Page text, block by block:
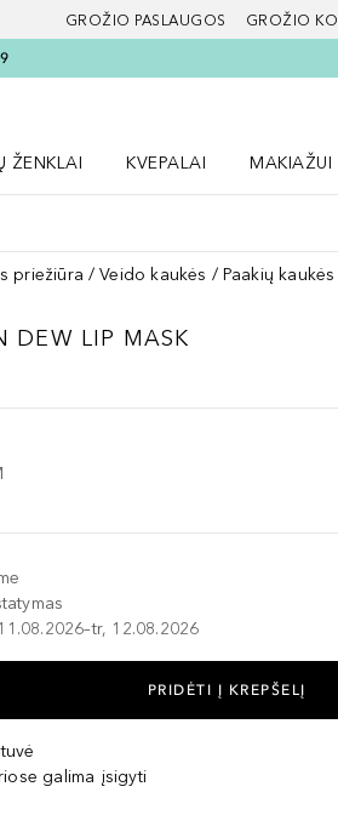
GROŽIO PASLAUGOS GROŽIO
puslapį
ŽENKLAI
KVEPALAI
MAKIAŽUI
priežiūra Veido kaukės Paakių
DEW LIP MASK
12.08.2026
PRIDĖTI Į KREPŠELĮ
galima įsigyti